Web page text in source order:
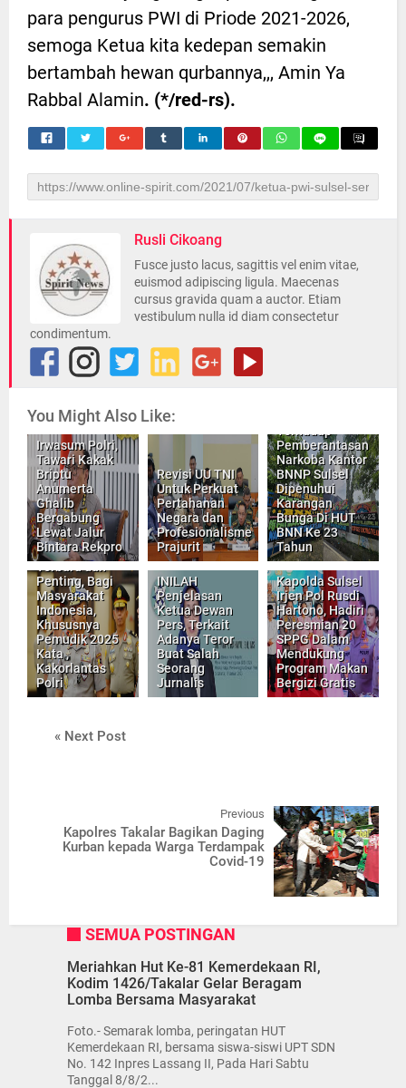
para pengurus PWI di Priode 2021-2026,
semoga Ketua kita kedepan semakin
bertambah hewan qurbannya,,, Amin Ya
Rabbal Alamin. (*/red-rs).
Rusli Cikoang
Fusce justo lacus, sagittis vel enim vitae,
euismod adipiscing ligula. Maecenas
cursus gravida quam a auctor. Etiam
vestibulum nulla id diam consectetur
condimentum.
You Might Also Like:
Irwasum Polri,
Tawari Kakak
Briptu
Anumerta
Ghalib
Bergabung
Lewat Jalur
Bintara Rekpro
Revisi UU TNI
Untuk Perkuat
Pertahanan
Negara dan
Profesionalisme
Prajurit
Apresiasi dan
Terhadap
Pemberantasan
Narkoba Kantor
BNNP Sulsel
Dipenuhui
Karangan
Bunga Di HUT
BNN Ke 23
Tahun
Pemudik Wajib
Tahu, Imbuan
Terbaru dan
Penting, Bagi
Masyarakat
Indonesia,
Khususnya
Pemudik 2025
Kata ,
Kakorlantas
Polri
INILAH
Penjelasan
Ketua Dewan
Pers, Terkait
Adanya Teror
Buat Salah
Seorang
Jurnalis
Kapolda Sulsel
Irjen Pol Rusdi
Hartono, Hadiri
Peresmian 20
SPPG Dalam
Mendukung
Program Makan
Bergizi Gratis
« Next Post
Previous
Kapolres Takalar Bagikan Daging
Kurban kepada Warga Terdampak
Covid-19
SEMUA POSTINGAN
Meriahkan Hut Ke-81 Kemerdekaan RI,
Kodim 1426/Takalar Gelar Beragam
Lomba Bersama Masyarakat
Foto.- Semarak lomba, peringatan HUT
Kemerdekaan RI, bersama siswa-siswi UPT SDN
No. 142 Inpres Lassang II, Pada Hari Sabtu
Tanggal 8/8/2...